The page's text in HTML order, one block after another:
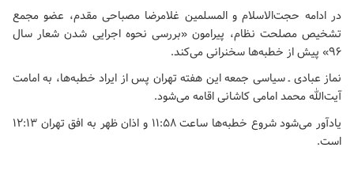
در ادامه حجت‌الاسلام و المسلمین غلامرضا مصباحی مقدم، عضو مجمع
تشخیص مصلحت نظام، پیرامون «بررسی نحوه اجرایی شدن شعار سال
۹۶» پیش از خطبه‌ها سخنرانی می‌کند.
نماز عبادی ـ سیاسی جمعه این هفته تهران پس از ایراد خطبه‌ها، به امامت
آیت‌الله محمد امامی کاشانی اقامه می‌شود.
یادآور می‌شود شروع خطبه‌ها ساعت ۱۱:۵۸ و اذان ظهر به افق تهران ۱۲:۱۳
است.